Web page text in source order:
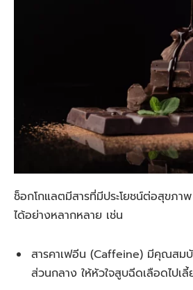
ช็อกโกแลตมีสารที่มีประโยชน์ต่อสุขภา
ได้อย่างหลากหลาย เช่น
สารคาเฟอีน (Caffeine) มีคุณสมบั
ส่วนกลาง ให้หัวใจสูบฉีดเลือดไปเ